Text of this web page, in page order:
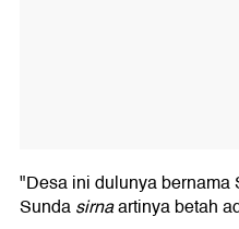
"Desa ini dulunya
Sundasirnaartinya betah